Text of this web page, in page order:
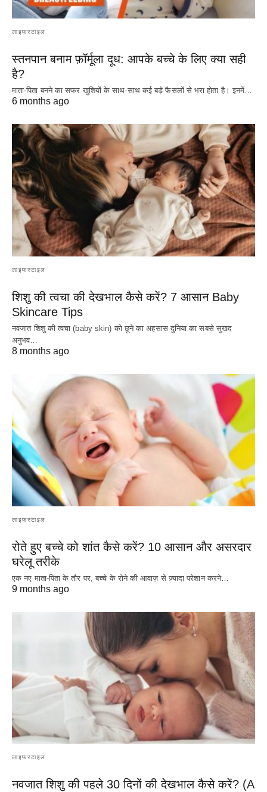
लाइफस्टाइल
स्तनपान बनाम फ़ॉर्मूला दूध: आपके बच्चे के लिए क्या सही
है?
माता-पिता बनने का सफर खुशियों के साथ-साथ कई बड़े फैसलों से भरा होता है। इनमें…
6 months ago
लाइफस्टाइल
शिशु की त्वचा की देखभाल कैसे करें? 7 आसान Baby
Skincare Tips
नवजात शिशु की त्वचा (baby skin) को छूने का अहसास दुनिया का सबसे सुखद
अनुभव…
8 months ago
लाइफस्टाइल
रोते हुए बच्चे को शांत कैसे करें? 10 आसान और असरदार
घरेलू तरीके
एक नए माता-पिता के तौर पर, बच्चे के रोने की आवाज़ से ज़्यादा परेशान करने…
9 months ago
लाइफस्टाइल
नवजात शिशु की पहले 30 दिनों की देखभाल कैसे करें? (A